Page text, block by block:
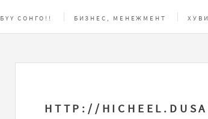
БҮҮ СОНГО!! БИЗНЕС, МЕНЕЖМЕНТ
HTTP://